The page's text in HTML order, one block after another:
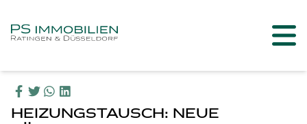
HEIZUNGSTAUSCH: NEUE